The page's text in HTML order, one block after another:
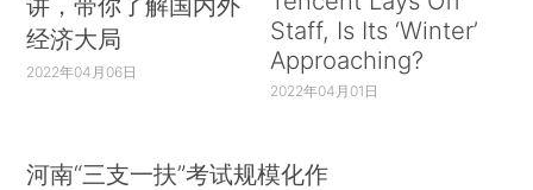
经济大局
2022年04月06日
Staff, Is Its ‘Winter’
Approaching?
2022年04月01日
河南“三支一扶”考试规模化作